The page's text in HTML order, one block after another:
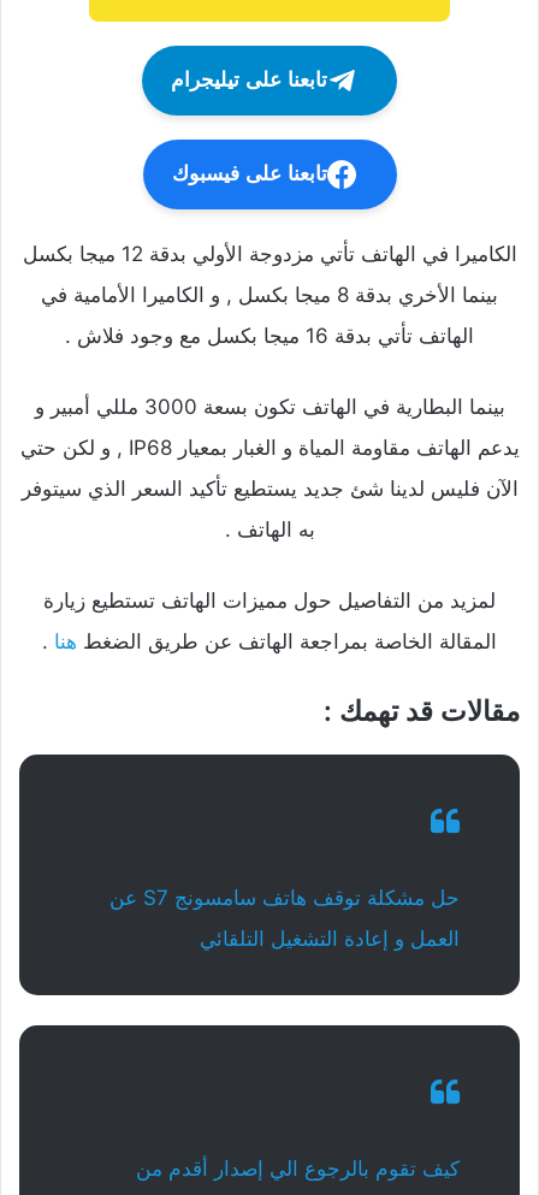
تابعنا على تيليجرام
تابعنا على فيسبوك
الكاميرا في الهاتف تأتي مزدوجة الأولي بدقة 12 ميجا بكسل
بينما الأخري بدقة 8 ميجا بكسل , و الكاميرا الأمامية في
الهاتف تأتي بدقة 16 ميجا بكسل مع وجود فلاش .
بينما البطارية في الهاتف تكون بسعة 3000 مللي أمبير و
يدعم الهاتف مقاومة المياة و الغبار بمعيار IP68 , و لكن حتي
الآن فليس لدينا شئ جديد يستطيع تأكيد السعر الذي سيتوفر
به الهاتف .
لمزيد من التفاصيل حول مميزات الهاتف تستطيع زيارة
المقالة الخاصة بمراجعة الهاتف عن طريق الضغط هنا .
مقالات قد تهمك :
حل مشكلة توقف هاتف سامسونج S7 عن
العمل و إعادة التشغيل التلقائي
كيف تقوم بالرجوع الي إصدار أقدم من